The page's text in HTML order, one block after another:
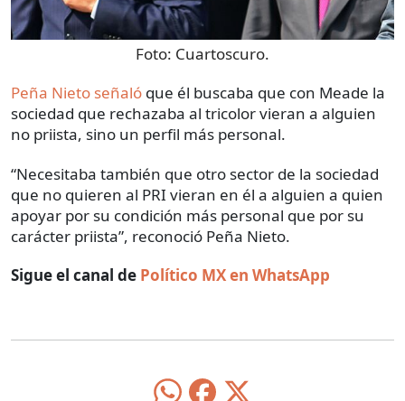
Foto: Cuartoscuro.
Peña Nieto señaló que él buscaba que con Meade la
sociedad que rechazaba al tricolor vieran a alguien
no priista, sino un perfil más personal.
“Necesitaba también que otro sector de la sociedad
que no quieren al PRI vieran en él a alguien a quien
apoyar por su condición más personal que por su
carácter priista”, reconoció Peña Nieto.
Sigue el canal de Político MX en WhatsApp